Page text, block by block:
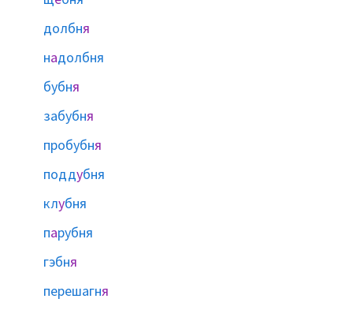
долбня
надолбня
бубня
забубня
пробубня
поддубня
клубня
парубня
гэбня
перешагня